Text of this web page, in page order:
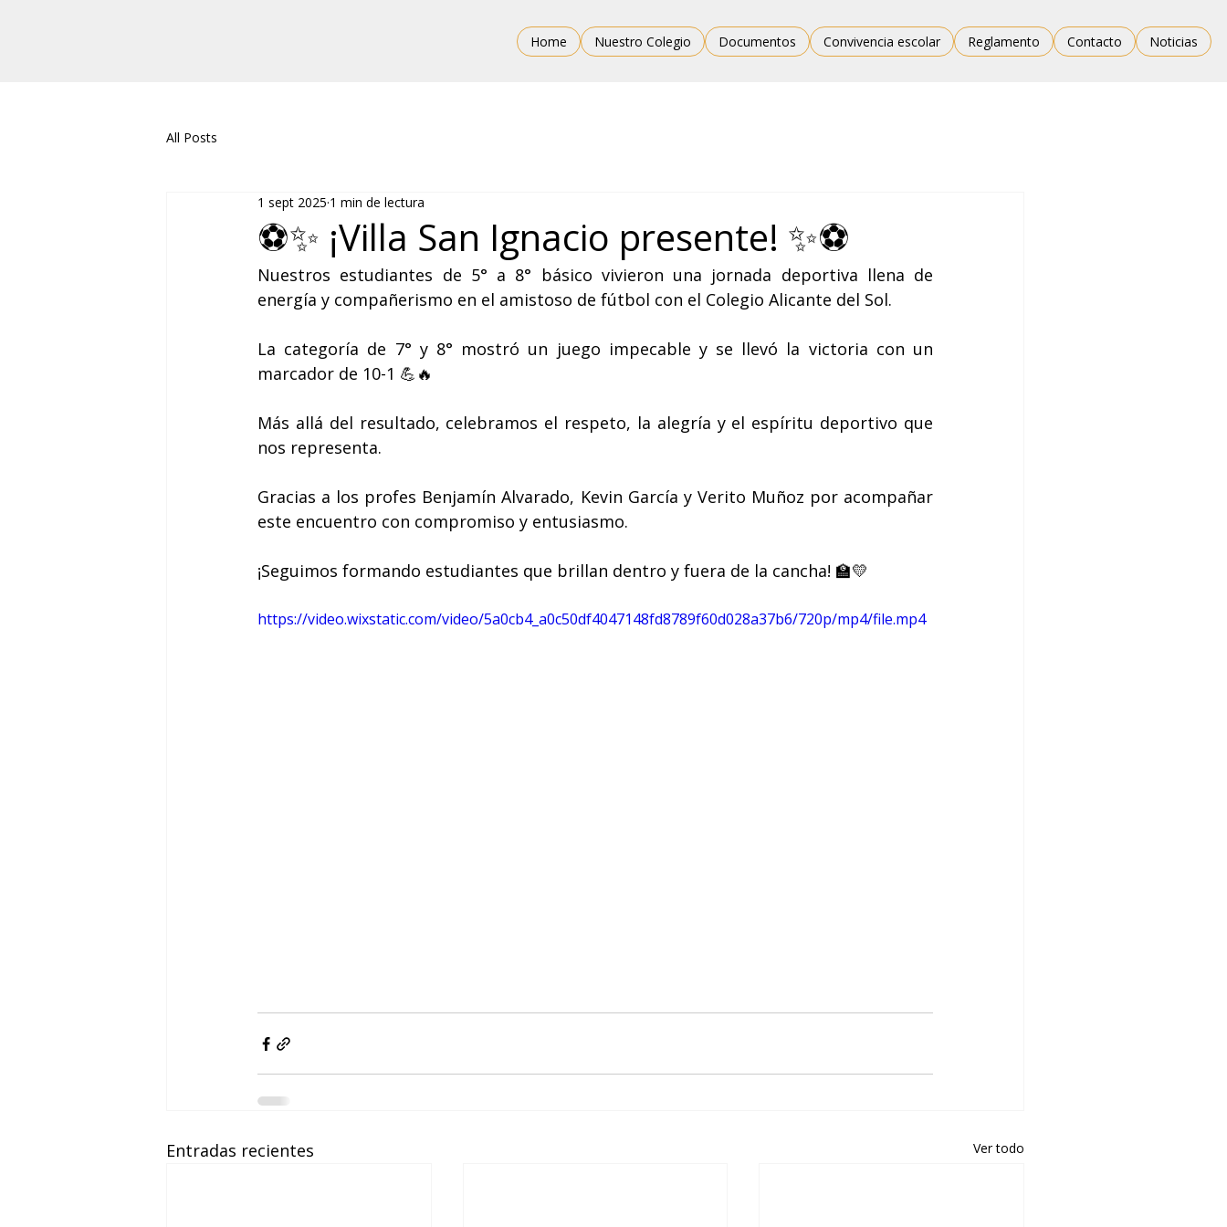
Home Nuestro Colegio Documentos Convivencia escolar Reglamento Contacto Noticias
All Posts
⚽✨ ¡Villa San Ignacio presente! ✨⚽
1 sept 2025 1 min de lectura
Nuestros estudiantes de 5° a 8° básico vivieron una jornada deportiva llena de
energía y compañerismo en el amistoso de fútbol con el Colegio Alicante del Sol.
La categoría de 7° y 8° mostró un juego impecable y se llevó la victoria con un
marcador de 10-1 💪🔥
Más allá del resultado, celebramos el respeto, la alegría y el espíritu deportivo que
nos representa.
Gracias a los profes Benjamín Alvarado, Kevin García y Verito Muñoz por acompañar
este encuentro con compromiso y entusiasmo.
¡Seguimos formando estudiantes que brillan dentro y fuera de la cancha! 🏫💛
https://video.wixstatic.com/video/5a0cb4_a0c50df4047148fd8789f60d028a37b6/720p/mp4/file.mp4
Entradas recientes Ver todo